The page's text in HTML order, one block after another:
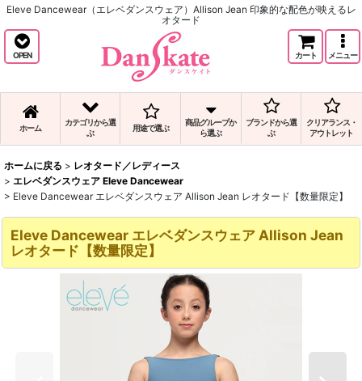
Eleve Dancewear（エレベダンスウェア）Allison Jean 印象的な配色が映えるレ
オタード
OPEN カート メニュー
ホーム
カテゴリから選
ぶ
用途で選ぶ
商品グループか
ら選ぶ
ブランドから選
ぶ
クリアランス・
アウトレット
ホームに戻る > レオタード／レディース
> エレベダンスウェア Eleve Dancewear
> Eleve Dancewear エレベダンスウェア Allison Jean レオタード【数量限定】
Eleve Dancewear エレベダンスウェア Allison Jean
レオタード【数量限定】